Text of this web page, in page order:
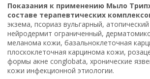
Показания к применению Мыло
составе терапевтических
экзема, псориаз вульгарный,
нейродермит ограниченный,
меланома кожи, базальноклеточная
плоскоклеточная карцинома кожи,
формы акне conglobata, хронические
кожи инфекционной этиологии.